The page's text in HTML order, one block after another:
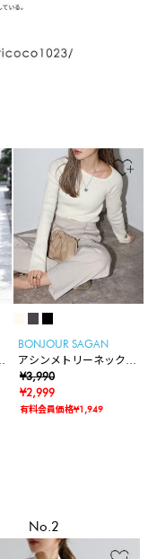
BONJOUR SAGAN
アシンメトリーネックリ
ブニット
¥3,990
¥2,999
有料会員価格¥1,949
No.2